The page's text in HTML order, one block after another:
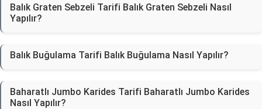
Balık Graten Sebzeli Tarifi Balık Graten Sebzeli Nasıl
Yapılır?
Balık Buğulama Tarifi Balık Buğulama Nasıl Yapılır?
Baharatlı Jumbo Karides Tarifi Baharatlı Jumbo Karides
Nasıl Yapılır?